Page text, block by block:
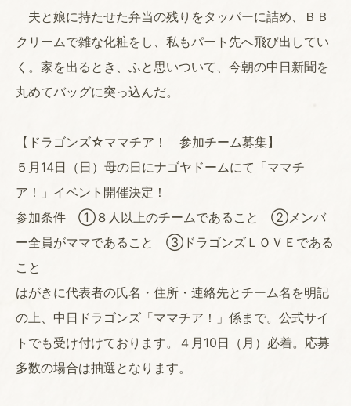
夫と娘に持たせた弁当の残りをタッパーに詰め、ＢＢ
クリームで雑な化粧をし、私もパート先へ飛び出してい
く。家を出るとき、ふと思いついて、今朝の中日新聞を
丸めてバッグに突っ込んだ。
【ドラゴンズ☆ママチア！ 参加チーム募集】
５月14日（日）母の日にナゴヤドームにて「ママチ
ア！」イベント開催決定！
参加条件 ①８人以上のチームであること ②メンバ
ー全員がママであること ③ドラゴンズＬＯＶＥである
こと
はがきに代表者の氏名・住所・連絡先とチーム名を明記
の上、中日ドラゴンズ「ママチア！」係まで。公式サイ
トでも受け付けております。４月10日（月）必着。応募
多数の場合は抽選となります。